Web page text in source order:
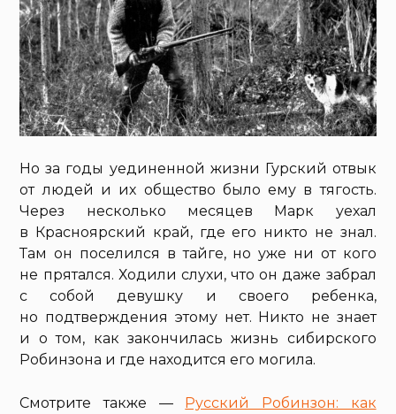
Но за годы уединенной жизни Гурский отвык
от людей и их общество было ему в тягость.
Через несколько месяцев Марк уехал
в Красноярский край, где его никто не знал.
Там он поселился в тайге, но уже ни от кого
не прятался. Ходили слухи, что он даже забрал
с собой девушку и своего ребенка,
но подтверждения этому нет. Никто не знает
и о том, как закончилась жизнь сибирского
Робинзона и где находится его могила.
Смотрите также — Русский Робинзон: как